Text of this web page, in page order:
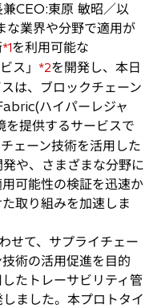
CEO:東原 敏昭／以
な業界や分野で適用が
*1を利用可能な
ス」
*2を開発し、本日
は、ブロックチェーン
ハイパーレジャ
を提供するサービスで
ェーン技術を活用した
や、さまざまな分野に
可能性の検証を迅速か
取り組みを加速しま
せて、サプライチェー
術の活用促進を目的
たトレーサビリティ管
ました。本プロトタイ